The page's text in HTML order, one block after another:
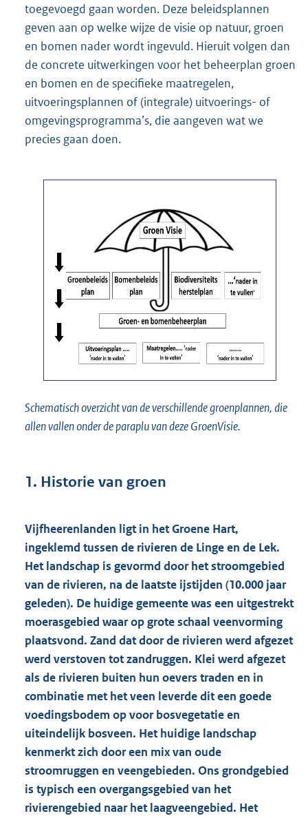
toegevoegd gaan worden. Deze beleidsplannen
geven aan op welke wijze de visie op natuur, groen
en bomen nader wordt ingevuld. Hieruit volgen dan
de concrete uitwerkingen voor het beheerplan groen
en bomen en de specifieke maatregelen,
uitvoeringsplannen of (integrale) uitvoerings- of
omgevingsprogramma’s, die aangeven wat we
precies gaan doen.
Schematisch overzicht van de verschillende groenplannen, die
allen vallen onder de paraplu van deze GroenVisie.
1. Historie van groen
Vijfheerenlanden ligt in het Groene Hart,
ingeklemd tussen de rivieren de Linge en de Lek.
Het landschap is gevormd door het stroomgebied
van de rivieren, na de laatste ijstijden (10.000 jaar
geleden). De huidige gemeente was een uitgestrekt
moerasgebied waar op grote schaal veenvorming
plaatsvond. Zand dat door de rivieren werd afgezet
werd verstoven tot zandruggen. Klei werd afgezet
als de rivieren buiten hun oevers traden en in
combinatie met het veen leverde dit een goede
voedingsbodem op voor bosvegetatie en
uiteindelijk bosveen. Het huidige landschap
kenmerkt zich door een mix van oude
stroomruggen en veengebieden. Ons grondgebied
is typisch een overgangsgebied van het
rivierengebied naar het laagveengebied. Het